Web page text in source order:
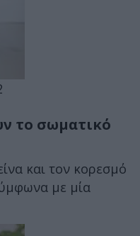
το σωματικό
και τον κορεσμό
με μία